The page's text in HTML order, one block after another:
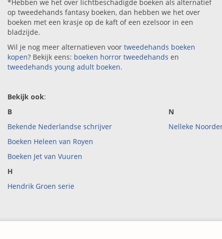
*Hebben we het over lichtbeschadigde boeken als alternatief
op tweedehands fantasy boeken, dan hebben we het over
boeken met een krasje op de kaft of een ezelsoor in een
bladzijde.
Wil je nog meer alternatieven voor tweedehands boeken
kopen? Bekijk eens: boeken horror tweedehands en
tweedehands young adult boeken.
Bekijk ook:
B
Bekende Nederlandse schrijver
Boeken Heleen van Royen
Boeken Jet van Vuuren
H
Hendrik Groen serie
N
Nelleke